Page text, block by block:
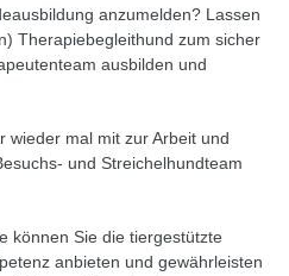
anzumelden? Lassen
Therapiebegleithund zum sicher
ausbilden und
wieder mal mit zur Arbeit und
und Streichelhundteam
können Sie die tiergestützte
anbieten und gewährleisten